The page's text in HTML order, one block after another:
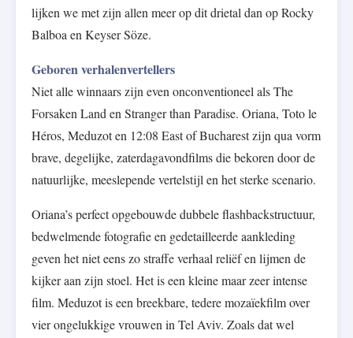
lijken we met zijn allen meer op dit drietal dan op Rocky
Balboa en Keyser Söze.
Geboren verhalenvertellers
Niet alle winnaars zijn even onconventioneel als The
Forsaken Land en Stranger than Paradise. Oriana, Toto le
Héros, Meduzot en 12:08 East of Bucharest zijn qua vorm
brave, degelijke, zaterdagavondfilms die bekoren door de
natuurlijke, meeslepende vertelstijl en het sterke scenario.
Oriana’s perfect opgebouwde dubbele flashbackstructuur,
bedwelmende fotografie en gedetailleerde aankleding
geven het niet eens zo straffe verhaal reliëf en lijmen de
kijker aan zijn stoel. Het is een kleine maar zeer intense
film. Meduzot is een breekbare, tedere mozaïekfilm over
vier ongelukkige vrouwen in Tel Aviv. Zoals dat wel